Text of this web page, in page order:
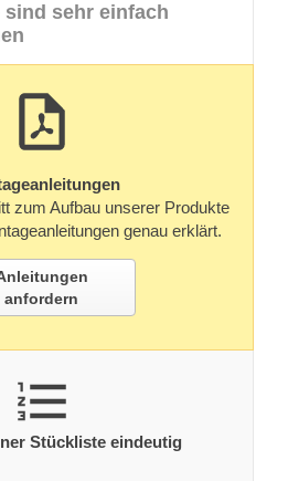
sind sehr einfach
zum Aufbau unserer Produkte
genau erklärt.
anfordern
Stückliste eindeutig